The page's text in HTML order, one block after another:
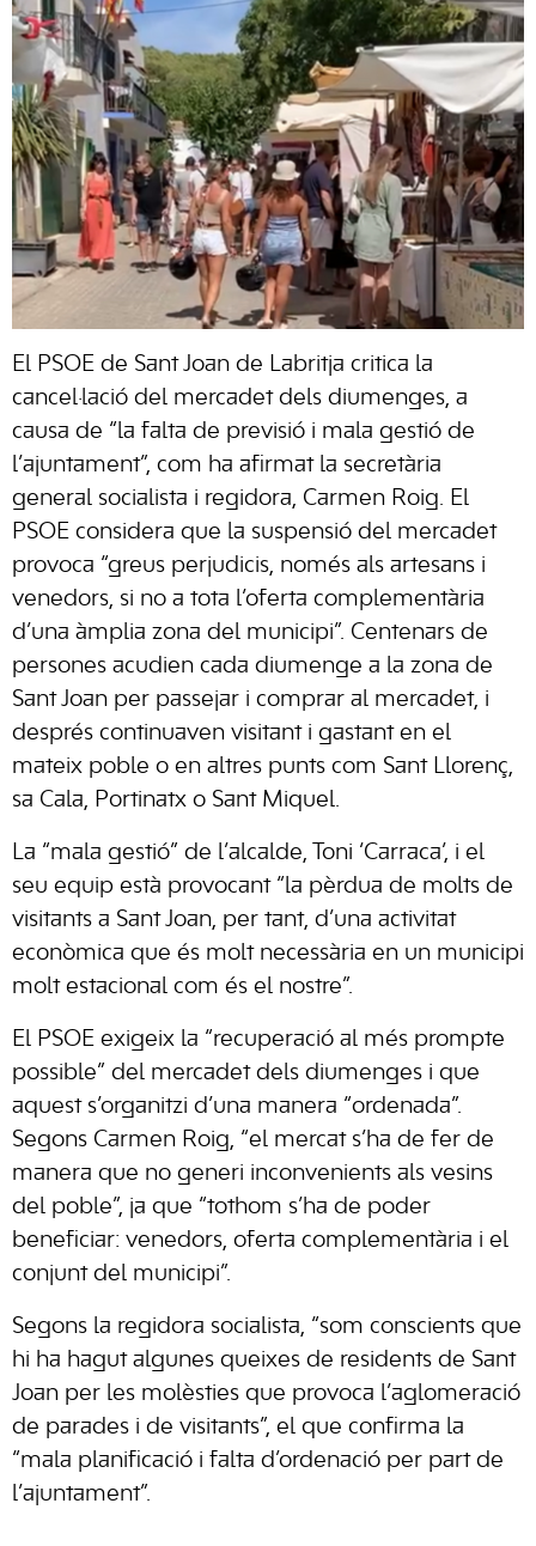
El PSOE de Sant Joan de Labritja critica la
cancel·lació del mercadetdels diumenges, a
causa de “la falta de previsió i mala gestió de
l’ajuntament”, com ha afirmat la secretària
general socialista i regidora, Carmen Roig. El
PSOE considera que la suspensió del mercadet
provoca “greus perjudicis, només als artesans i
venedors, si no a tota l’oferta complementària
d’una àmplia zona del municipi”. Centenars de
persones acudien cada diumenge a la zona de
Sant Joan per passejar i comprar al mercadet, i
després continuaven visitant i gastant en el
mateix poble o en altres punts com Sant Llorenç,
sa Cala, Portinatx o Sant Miquel.
La “mala gestió” de l’alcalde, Toni ‘Carraca’, i el
seu equip està provocant “la pèrdua de molts de
visitants a Sant Joan, per tant, d’una activitat
econòmica que és molt necessària en un municipi
molt estacional com és el nostre”.
El PSOE exigeix la “recuperació al més prompte
possible” del mercadetdels diumenges i que
aquest s’organitzi d’una manera “ordenada”.
Segons Carmen Roig, “el mercat s’ha de fer de
manera que no generi inconvenients als vesins
del poble”, ja que “tothom s’ha de poder
beneficiar: venedors, oferta complementària i el
conjunt del municipi”.
Segons la regidora socialista, “som conscients que
hi ha hagut algunes queixes de residents de Sant
Joan per les molèsties que provoca l’aglomeració
de parades i de visitants”, el que confirma la
“mala planificació i falta d’ordenació per part de
l’ajuntament”.